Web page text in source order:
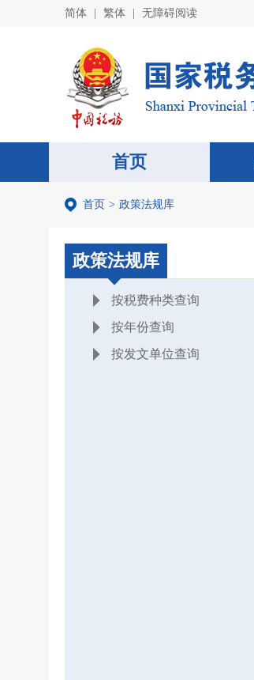
简体 繁体 无障碍阅读
首页
首页 > 政策法规库
政策法规库
按税费种类查询
按年份查询
按发文单位查询